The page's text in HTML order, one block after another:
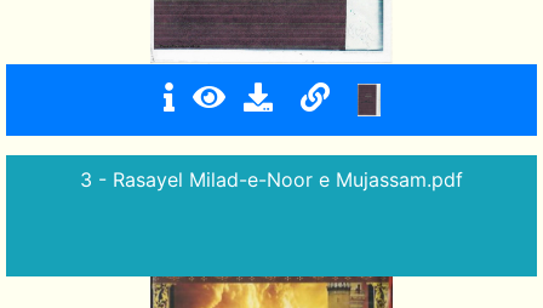
3 - Rasayel Milad-e-Noor e Mujassam.pdf